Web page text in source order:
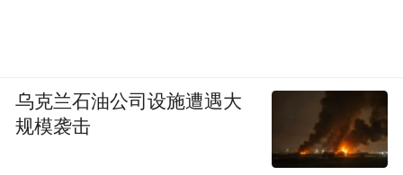
乌克兰石油公司设施遭遇大
规模袭击